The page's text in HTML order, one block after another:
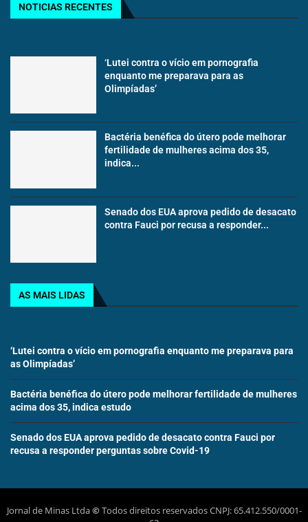
NOTICIAS RECENTES
‘Lutei contra o vício em pornografia
enquanto me preparava para as
Olimpíadas’
Bactéria benéfica do útero pode melhorar
fertilidade de mulheres acima dos 35,
indica...
Senado dos EUA aprova pedido de desacato
contra Fauci por recusa a responder...
AS MAIS LIDAS
‘Lutei contra o vício em pornografia enquanto me preparava para
as Olimpíadas’
Bactéria benéfica do útero pode melhorar fertilidade de mulheres
acima dos 35, indica estudo
Senado dos EUA aprova pedido de desacato contra Fauci por
recusa a responder perguntas sobre Covid-19
Jornal de Minas Ltda©Todos direitos reservados CNPJ: 65.412.550/0001-